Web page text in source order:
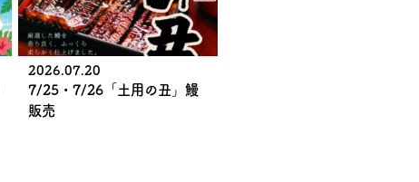
2026.07.20
7/25・7/26「土用の丑」鰻
販売